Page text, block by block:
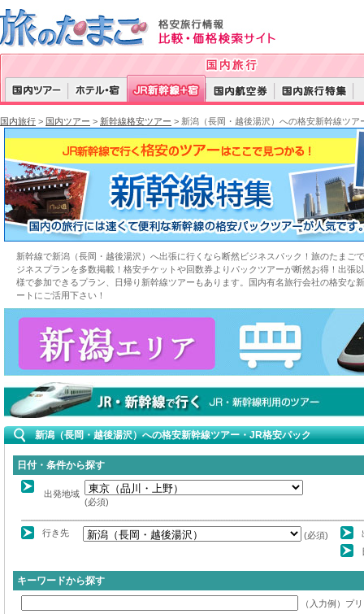
国内旅行 > 国内ツアー > 新幹線格安ツアー > 新潟（長岡・越後湯沢）への格安新幹線ツア
新幹線で新潟（長岡・越後湯沢）へ出張に行くなら断然ビジネスパック！旅のたまご
ジネスプランを多数掲載！格安チケットや回数券よりパックツアーが断然お得！出張
様で参加できるプラン、日帰り新幹線ツアーもあります。国内有名旅行会社の格安な
ートにご活用下さい！
新潟（長岡・越後湯沢）への格安新幹線ツアー・JR格安パック
日付・条件から探す
出発地域
(必須)
行き先 (必須)
キーワードから探す
（入力例）プ